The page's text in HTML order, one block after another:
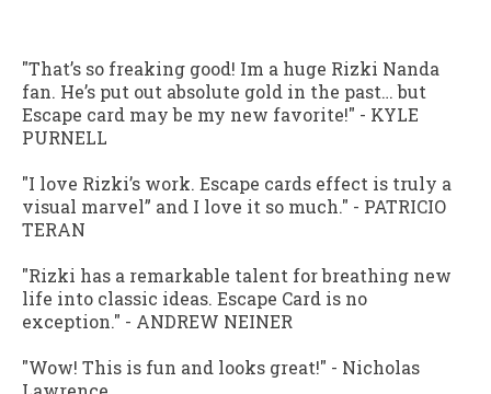
"That’s so freaking good! Im a huge Rizki Nanda
fan. He’s put out absolute gold in the past… but
Escape card may be my new favorite!" - KYLE
PURNELL
"I love Rizki’s work. Escape cards effect is truly a
visual marvel” and I love it so much." - PATRICIO
TERAN
"Rizki has a remarkable talent for breathing new
life into classic ideas. Escape Card is no
exception." - ANDREW NEINER
"Wow! This is fun and looks great!" - Nicholas